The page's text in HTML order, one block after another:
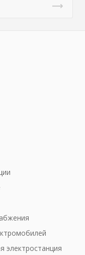
электростанция